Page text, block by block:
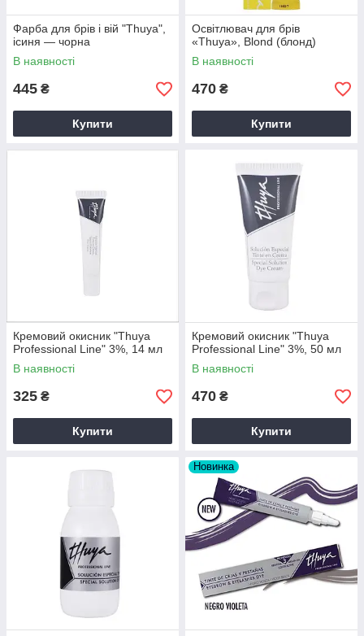
Фарба для брів і вій "Thuya",
ісиня — чорна
В наявності
445 ₴
Купити
Освітлювач для брів
«Thuya», Blond (блонд)
В наявності
470 ₴
Купити
Кремовий окисник "Thuya
Professional Line" 3%, 14 мл
В наявності
325 ₴
Купити
Кремовий окисник "Thuya
Professional Line" 3%, 50 мл
В наявності
470 ₴
Купити
Новинка